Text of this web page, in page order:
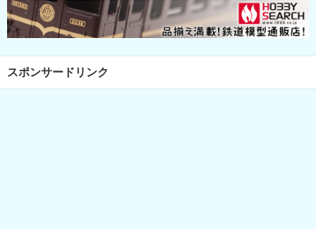
スポンサードリンク